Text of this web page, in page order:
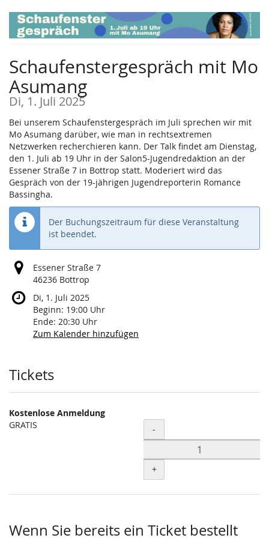
Zum
Haupt-
Inhalt
Schaufenstergespräch mit Mo
Asumang
Di, 1. Juli 2025
Bei unserem Schaufenstergespräch im Juli sprechen wir mit
Mo Asumang darüber, wie man in rechtsextremen
Netzwerken recherchieren kann. Der Talk findet am Dienstag,
den 1. Juli ab 19 Uhr in der Salon5-Jugendredaktion an der
Essener Straße 7 in Bottrop statt. Moderiert wird das
Gespräch von der 19-jährigen Jugendreporterin Romance
Bassingha.
Der Buchungszeitraum für diese Veranstaltung
ist beendet.
Essener Straße 7
46236 Bottrop
Di, 1. Juli 2025
Beginn: 19:00 Uhr
Ende: 20:30 Uhr
Zum Kalender hinzufügen
Produkte
Tickets
Kostenlose Anmeldung
GRATIS
Menge
-
+
Wenn Sie bereits ein Ticket bestellt